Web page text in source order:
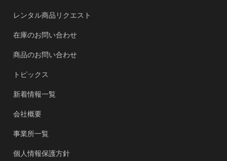
レンタル商品リクエスト
在庫のお問い合わせ
商品のお問い合わせ
トピックス
新着情報一覧
会社概要
事業所一覧
個人情報保護方針